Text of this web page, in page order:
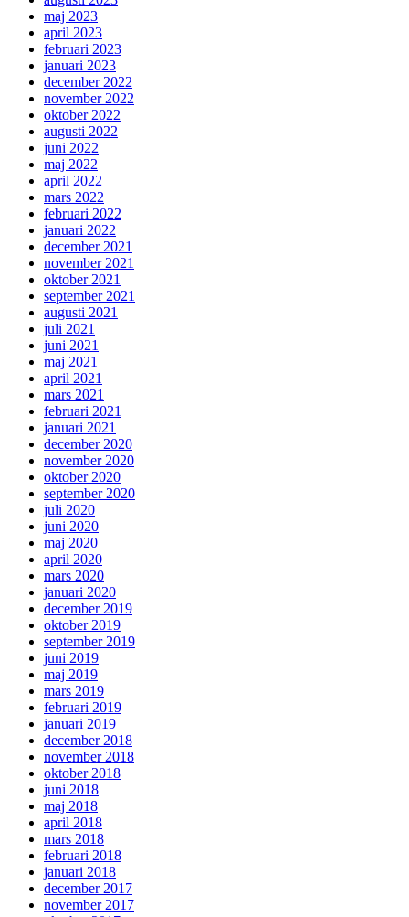
maj 2023
april 2023
februari 2023
januari 2023
december 2022
november 2022
oktober 2022
augusti 2022
juni 2022
maj 2022
april 2022
mars 2022
februari 2022
januari 2022
december 2021
november 2021
oktober 2021
september 2021
augusti 2021
juli 2021
juni 2021
maj 2021
april 2021
mars 2021
februari 2021
januari 2021
december 2020
november 2020
oktober 2020
september 2020
juli 2020
juni 2020
maj 2020
april 2020
mars 2020
januari 2020
december 2019
oktober 2019
september 2019
juni 2019
maj 2019
mars 2019
februari 2019
januari 2019
december 2018
november 2018
oktober 2018
juni 2018
maj 2018
april 2018
mars 2018
februari 2018
januari 2018
december 2017
november 2017